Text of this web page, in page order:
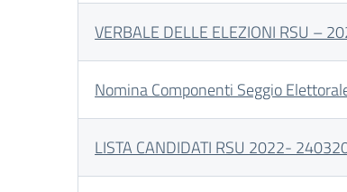
VERBALE DELLE ELEZIONI RSU –
Nomina Componenti Seggio
LISTA CANDIDATI RSU 2022-